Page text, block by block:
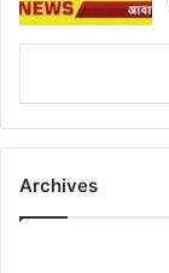
Archives